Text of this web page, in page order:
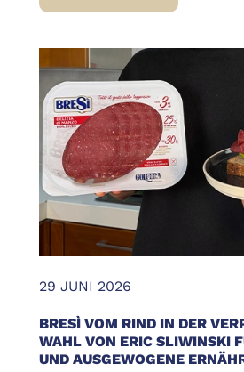
WAS KANN MAN AM
29 JUNI 2026
BRESÌ VOM RIND IN DER
WAHL VON ERIC SLIWINSKI
UND AUSGEWOGENE